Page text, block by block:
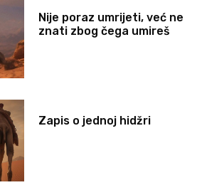
Nije poraz umrijeti, već ne
znati zbog čega umireš
Zapis o jednoj hidžri